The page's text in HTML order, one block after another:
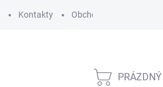
Kontakty Obchodní podmínky